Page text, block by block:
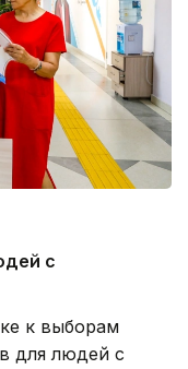
с
к выборам
для людей с